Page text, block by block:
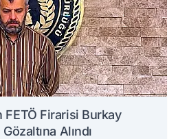
Firarisi Burkay
Alındı